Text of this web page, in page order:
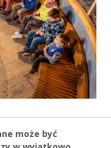
może być